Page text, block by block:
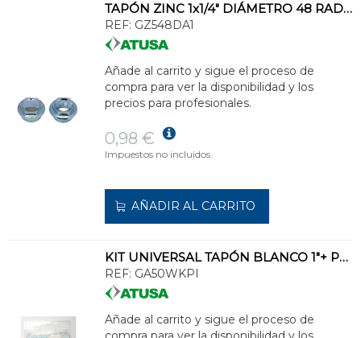
TAPÓN ZINC 1x1/4" DIÁMETRO 48 RADIADOR DERECHA
REF: GZ548DA1
Añade al carrito y sigue el proceso de
compra para ver la disponibilidad y los
precios para profesionales.
0,98 €
Impuestos no incluidos.
AÑADIR AL CARRITO
KIT UNIVERSAL TAPÓN BLANCO 1"+ PURGADOR REDUCCIÓN IZQUIERDA
REF: GA50WKPI
Añade al carrito y sigue el proceso de